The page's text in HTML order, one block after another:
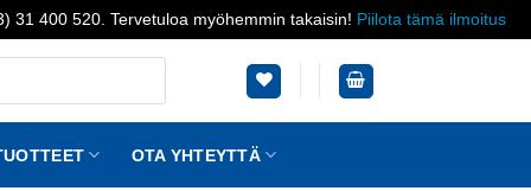
31 400 520. Tervetuloa myöhemmin takaisin! Piilota tämä ilmoitus
OTA YHTEYTTÄ